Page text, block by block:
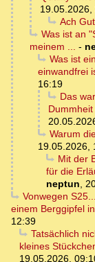
19.05.2026,
Ach
Was ist an
meinem ... -
Was ist
einwandfrei
16:19
Das
Warum
19.05.2026,
Mit der
für die
neptun,
Vonwegen
einem Berggipfel
12:39
Tatsächlich
kleines
19.05.2026,